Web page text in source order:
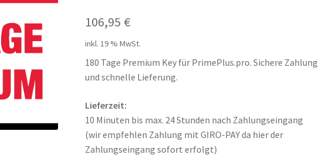
106,95 €
inkl. 19 % MwSt.
180 Tage Premium Key für PrimePlus.pro. Sichere Zahlung
und schnelle Lieferung.
Lieferzeit:
10 Minuten bis max. 24 Stunden nach Zahlungseingang
(wir empfehlen Zahlung mit GIRO-PAY da hier der
Zahlungseingang sofort erfolgt)